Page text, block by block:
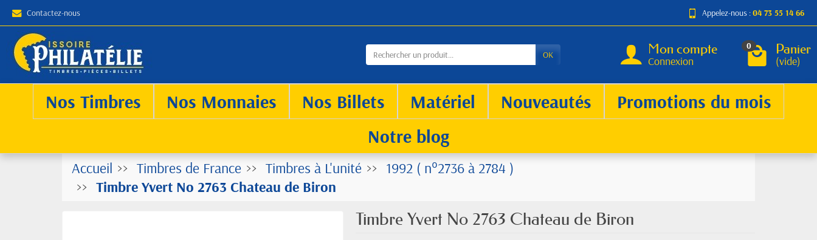
Contactez-nous Appelez-nous :04 73 55 14 66
OK Mon compte
Connexion
0 Panier
(vide)
Nos Timbres Nos Monnaies Nos Billets Matériel Nouveautés
Promotions du mois
Notre blog
Accueil Timbres de France Timbres à L'unité
1992 ( n°2736 à 2784 )
Timbre Yvert No 2763 Chateau de Biron
Timbre Yvert No 2763 Chateau de Biron